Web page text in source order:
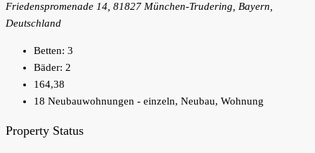
Friedenspromenade 14, 81827 München-Trudering, Bayern,
Deutschland
Betten: 3
Bäder: 2
164,38
18 Neubauwohnungen - einzeln, Neubau, Wohnung
Property Status